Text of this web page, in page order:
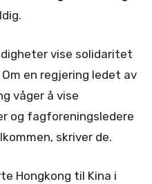
vise solidaritet
en regjering ledet av
våger å vise
og fagforeningsledere
skriver de.
Hongkong til Kina i